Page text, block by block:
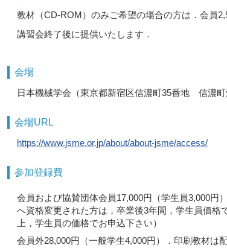
教材（CD-ROM）のみご希望の場合の方は．会員
講習会終了後に提供いたします．
会場
日本機械学会（東京都新宿区信濃町35番地 信濃町
会場URL
https://www.jsme.or.jp/about/about-jsme/access/
参加登録費
会員および協賛団体会員17,000円（学生員3,000円
へ資格変更された方は，卒業後3年間，学生員価
上，学生員の価格でお申込下さい）
会員外28,000円（一般学生4,000円）．印刷教材は